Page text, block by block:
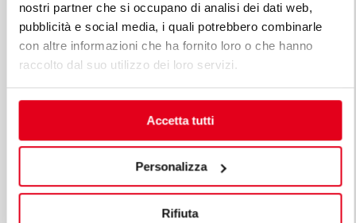
nostri partner che si occupano di analisi dei dati web,
pubblicità e social media, i quali potrebbero combinarle
con altre informazioni che ha fornito loro o che hanno
raccolto dal suo utilizzo dei loro servizi.
Accetta tutti
Personalizza
Rifiuta
ЭЛЕКТРИЧЕСКАЯ ПЛИТА С 6 КРУГЛЫМИ